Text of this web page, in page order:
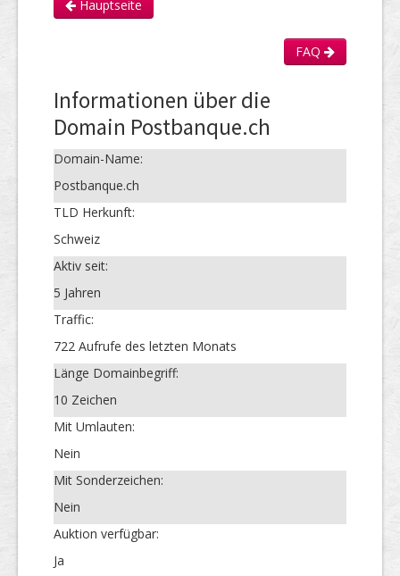
Hauptseite
FAQ
Informationen über die
Domain Postbanque.ch
Domain-Name:
Postbanque.ch
TLD Herkunft:
Schweiz
Aktiv seit:
5 Jahren
Traffic:
722 Aufrufe des letzten Monats
Länge Domainbegriff:
10 Zeichen
Mit Umlauten:
Nein
Mit Sonderzeichen:
Nein
Auktion verfügbar:
Ja